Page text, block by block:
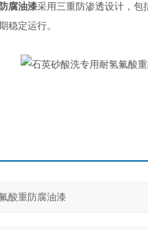
腐油漆采用三重防渗透设计，包
稳定运行。